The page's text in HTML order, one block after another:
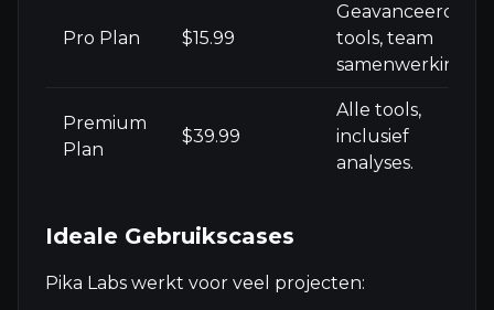
Pro Plan $15.99
Geavanceerde
tools, team
samenwerking.
Premium
Plan
$39.99
Alle tools,
inclusief
analyses.
Ideale Gebruikscases
Pika Labs werkt voor veel projecten: